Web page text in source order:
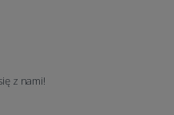
z nami!